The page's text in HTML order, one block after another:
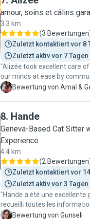
amour, soins et câlins
3.3 km
(3 Bewertungen
Zuletzt kontaktiert vor 8
Zuletzt aktiv vor 7 Tagen
"Alizée took excellent care
our minds at ease by
plenty photos. We highly
A Bewertung von Amal &
8. Hande
Geneva-Based Cat Sitter
Experience
4.4 km
(2 Bewertungen
Zuletzt kontaktiert vor
Zuletzt aktiv vor 3 Tagen
"Hande a été une excellente
recueilli toutes les
pour créer un lien avec mon
G Bewertung von Gunseli